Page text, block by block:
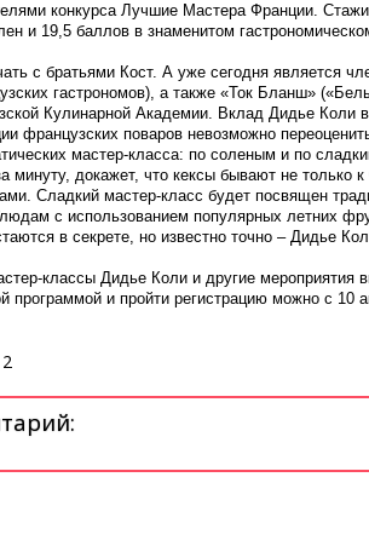
конкурса Лучшие Мастера Франции.
и 19,5 баллов в знаменитом
с братьями Кост. А уже сегодня является
гастрономов), а также «Ток Бланш»
Кулинарной Академии. Вклад Дидье Коли
французских поваров невозможно
мастер-класса: по соленым и по
минуту, докажет, что кексы бывают не только
Сладкий мастер-класс будет посвящен
с использованием популярных летних
в секрете, но известно точно – Дидье
классы Дидье Коли и другие мероприятия
программой и пройти регистрацию можно с 10